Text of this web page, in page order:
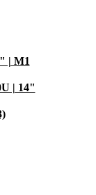
| M1
| 14"